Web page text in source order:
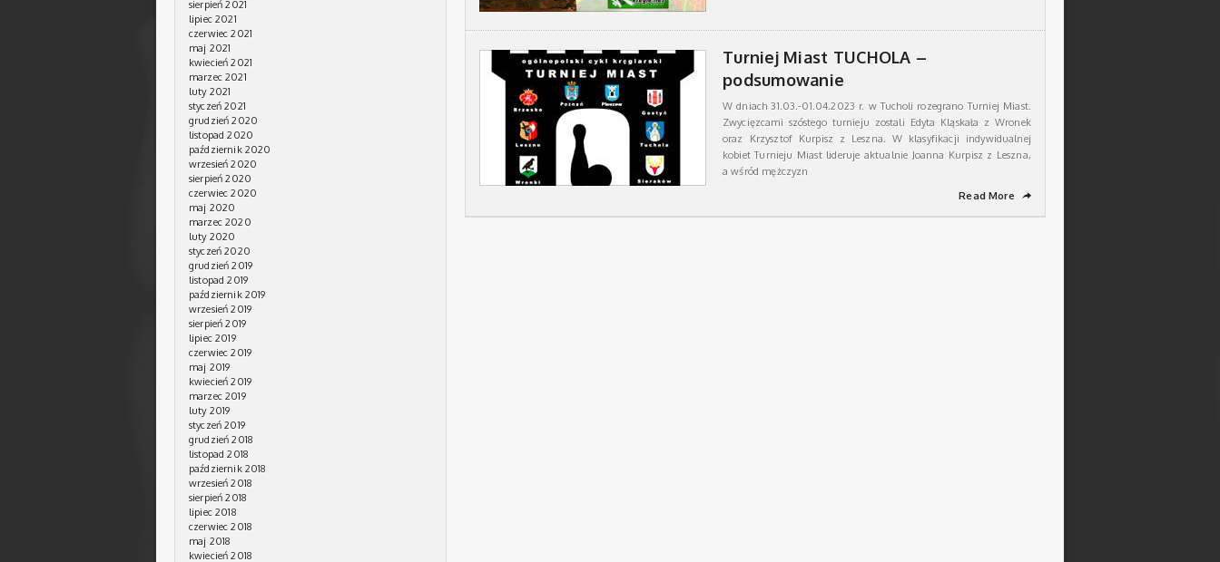
Turniej Miast TUCHOLA –
podsumowanie
W dniach 31.03.-01.04.2023 r. w Tucholi rozegrano Turniej Miast.
Zwycięzcami szóstego turnieju zostali Edyta Kląskała z Wronek
oraz Krzysztof Kurpisz z Leszna. W klasyfikacji indywidualnej
kobiet Turnieju Miast lideruje aktualnie Joanna Kurpisz z Leszna,
a wśród mężczyzn
Read More
➦
sierpień 2021
lipiec 2021
czerwiec 2021
maj 2021
kwiecień 2021
marzec 2021
luty 2021
styczeń 2021
grudzień 2020
listopad 2020
październik 2020
wrzesień 2020
sierpień 2020
czerwiec 2020
maj 2020
marzec 2020
luty 2020
styczeń 2020
grudzień 2019
listopad 2019
październik 2019
wrzesień 2019
sierpień 2019
lipiec 2019
czerwiec 2019
maj 2019
kwiecień 2019
marzec 2019
luty 2019
styczeń 2019
grudzień 2018
listopad 2018
październik 2018
wrzesień 2018
sierpień 2018
lipiec 2018
czerwiec 2018
maj 2018
kwiecień 2018